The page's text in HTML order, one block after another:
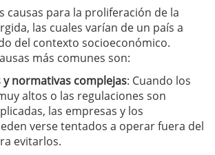
causas para la proliferación de la
las cuales varían de un país a
del contexto socioeconómico.
más comunes son:
normativas complejas: Cuando los
altos o las regulaciones son
las empresas y los
verse tentados a operar fuera del
evitarlos.